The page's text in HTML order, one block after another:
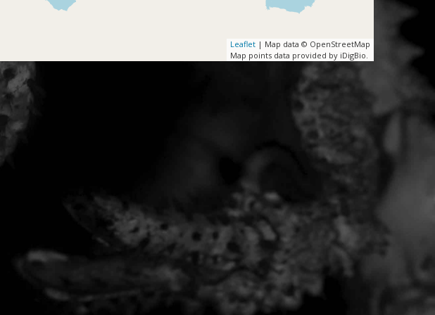
Leaflet | Map data © OpenStreetMap
Map points data provided by iDigBio.